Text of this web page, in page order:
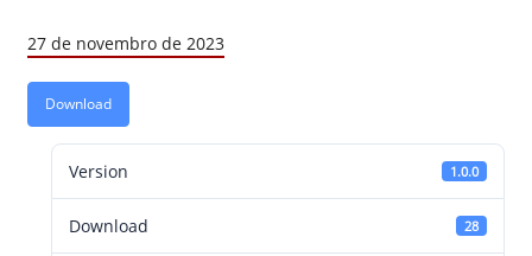
27 de novembro de 2023
Download
Version 1.0.0
Download 28